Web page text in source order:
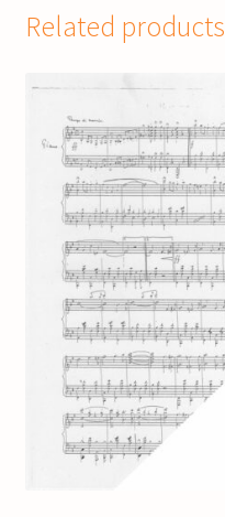
Related products